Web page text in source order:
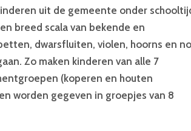
uit de gemeente onder
breed scala van bekende en
dwarsfluiten, violen, hoorns en
Zo maken kinderen van alle 7
(koperen en houten
worden gegeven in groepjes van 8